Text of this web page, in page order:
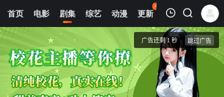
首页 电影 剧集 综艺 动漫 更新
44
热榜 APP
我的观影记录
第02集
医到孤岛爱上你
清空